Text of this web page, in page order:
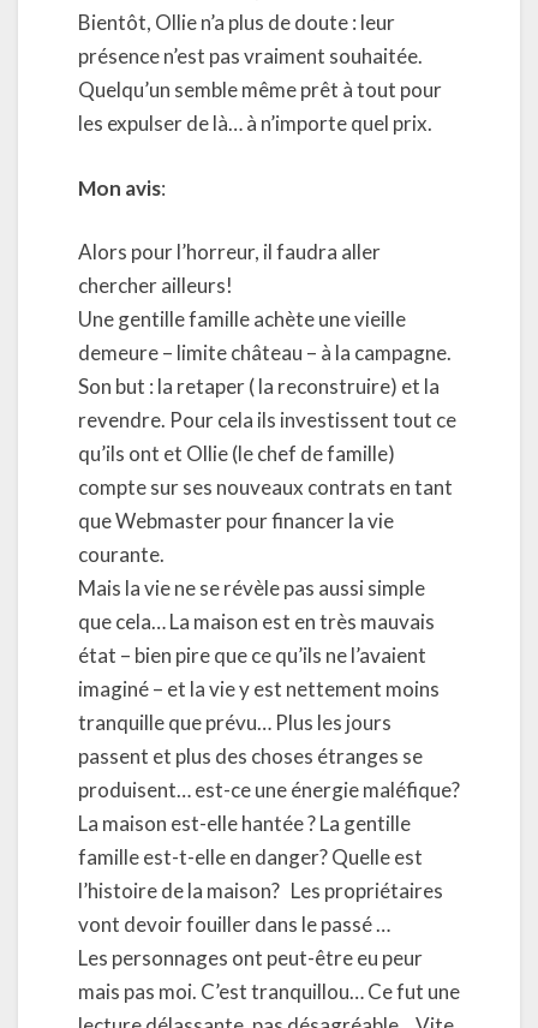
Bientôt, Ollie n’a plus de doute : leur
présence n’est pas vraiment souhaitée.
Quelqu’un semble même prêt à tout pour
les expulser de là… à n’importe quel prix.
Mon avis:
Alors pour l’horreur, il faudra aller
chercher ailleurs!
Une gentille famille achète une vieille
demeure – limite château – à la campagne.
Son but : la retaper ( la reconstruire) et la
revendre. Pour cela ils investissent tout ce
qu’ils ont et Ollie (le chef de famille)
compte sur ses nouveaux contrats en tant
que Webmaster pour financer la vie
courante.
Mais la vie ne se révèle pas aussi simple
que cela… La maison est en très mauvais
état – bien pire que ce qu’ils ne l’avaient
imaginé – et la vie y est nettement moins
tranquille que prévu… Plus les jours
passent et plus des choses étranges se
produisent… est-ce une énergie maléfique?
La maison est-elle hantée ? La gentille
famille est-t-elle en danger? Quelle est
l’histoire de la maison? Les propriétaires
vont devoir fouiller dans le passé …
Les personnages ont peut-être eu peur
mais pas moi. C’est tranquillou… Ce fut une